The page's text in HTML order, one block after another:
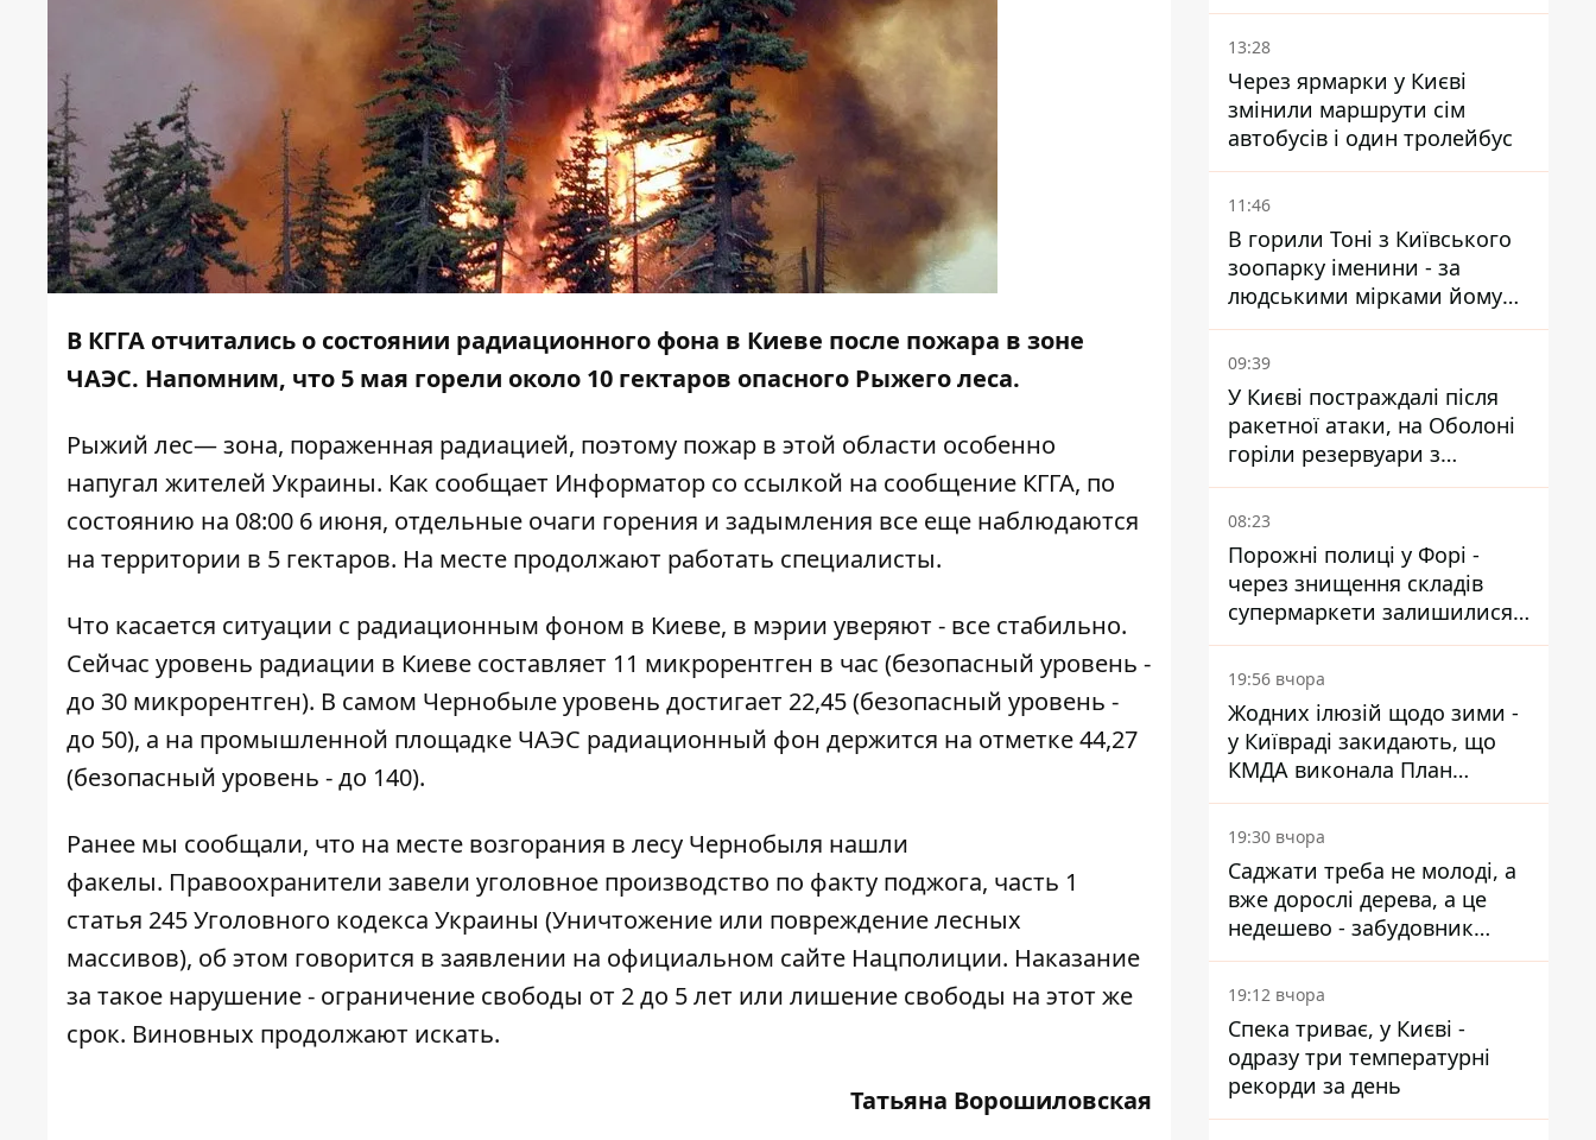
В КГГА отчитались о состоянии радиационного фона в Киеве после пожара в зоне
ЧАЭС. Напомним, что 5 мая горели около 10 гектаров опасного Рыжего леса.
Рыжий лес— зона, пораженная радиацией, поэтому пожар в этой области особенно
напугал жителей Украины. Как сообщает Информатор со ссылкой на сообщение КГГА, по
состоянию на 08:00 6 июня, отдельные очаги горения и задымления все еще наблюдаются
на территории в 5 гектаров. На месте продолжают работать специалисты.
Что касается ситуации с радиационным фоном в Киеве, в мэрии уверяют - все стабильно.
Сейчас уровень радиации в Киеве составляет 11 микрорентген в час (безопасный уровень -
до 30 микрорентген). В самом Чернобыле уровень достигает 22,45 (безопасный уровень -
до 50), а на промышленной площадке ЧАЭС радиационный фон держится на отметке 44,27
(безопасный уровень - до 140).
Ранее мы сообщали, что на месте возгорания в лесу Чернобыля нашли
факелы. Правоохранители завели уголовное производство по факту поджога, часть 1
статья 245 Уголовного кодекса Украины (Уничтожение или повреждение лесных
массивов), об этом говорится в заявлении на официальном сайте Нацполиции. Наказание
за такое нарушение - ограничение свободы от 2 до 5 лет или лишение свободы на этот же
срок. Виновных продолжают искать.
Татьяна Ворошиловская
людину - подробиці
13:28
Через ярмарки у Києві
змінили маршрути сім
автобусів і один тролейбус
11:46
В горили Тоні з Київського
зоопарку іменини - за
людськими мірками йому
вже понад 90 років
09:39
У Києві постраждалі після
ракетної атаки, на Оболоні
горіли резервуари з
паливом
08:23
Порожні полиці у Форі -
через знищення складів
супермаркети залишилися
без асортименту
19:56 вчора
Жодних ілюзій щодо зими -
у Київраді закидають, що
КМДА виконала План
стійкості на 20%
19:30 вчора
Саджати треба не молоді, а
вже дорослі дерева, а це
недешево - забудовник
Ніконов
19:12 вчора
Спека триває, у Києві -
одразу три температурні
рекорди за день